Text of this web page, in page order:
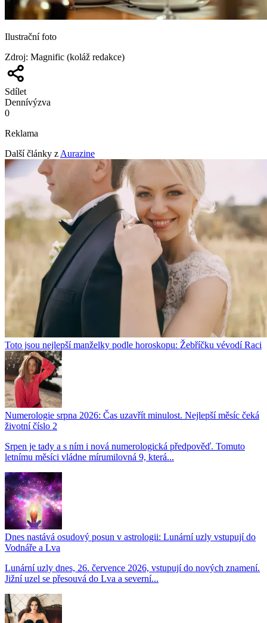
Ilustrační foto
Zdroj: Magnific (koláž redakce)
Sdílet
Dennívýzva
0
Reklama
Další články z Aurazine
Toto jsou nejlepší manželky podle horoskopu: Žebříčku vévodí Raci
Numerologie srpna 2026: Čas uzavřít minulost. Nejlepší měsíc čeká
životní číslo 2
Srpen je tady a s ním i nová numerologická předpověď. Tomuto
letnímu měsíci vládne mírumilovná 9, která...
Dnes nastává osudový posun v astrologii: Lunární uzly vstupují do
Vodnáře a Lva
Lunární uzly dnes, 26. července 2026, vstupují do nových znamení.
Jižní uzel se přesouvá do Lva a severní...